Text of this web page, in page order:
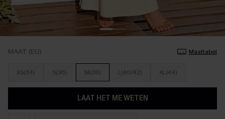
MAAT (EU) Maattabel
XS(34) S(36) M(38) L(40/42) XL(44)
LAAT HET ME WETEN